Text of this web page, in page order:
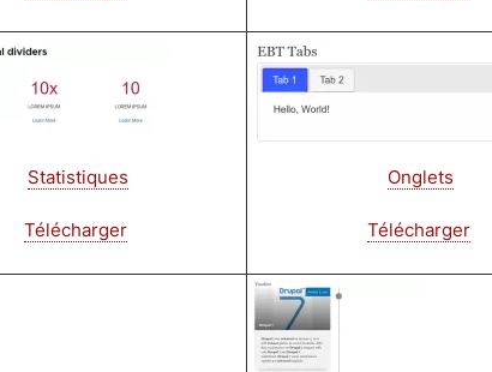
Statistiques
Télécharger
Image
Onglets
Télécharger
Image